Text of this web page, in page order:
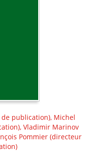
publication), Michel
Vladimir Marinov
Pommier (directeur